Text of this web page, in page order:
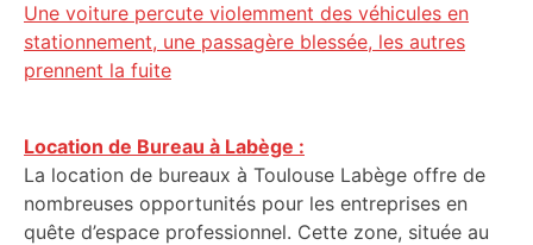
Une voiture percute violemment des véhicules en
stationnement, une passagère blessée, les autres
prennent la fuite
Location de Bureau à Labège :
La location de bureaux à Toulouse Labège offre de
nombreuses opportunités pour les entreprises en
quête d’espace professionnel. Cette zone, située au